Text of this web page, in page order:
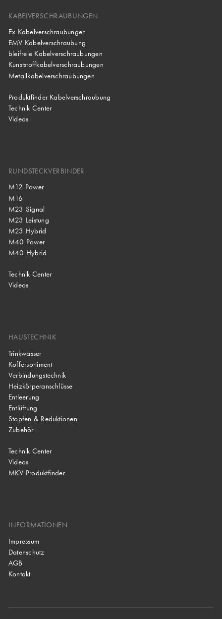
KABELVERSCHRAUBUNGEN
Ex Kabelverschraubungen
EMV Kabelverschraubung
bleifreie Kabelverschraubungen
Kunststoffkabelverschraubungen
Metallkabelverschraubungen
Produktfinder Kabelverschraubung
Technik Center
Videos
RUNDSTECKVERBINDER
M12 Power
M16
M23 Signal
M23 Leistung
M23 Hybrid
M40 Power
M40 Hybrid
Technik Center
Videos
HAUSTECHNIK
Trinkwasser
Koffersortiment
Verbindungstechnik
Heizkörperanschlüsse
Entleerung
Entlüftung
Stopfen & Reduktionen
Zubehör
Technik Center
Videos
MKV Produktfinder
INFORMATIONEN
Impressum
Datenschutz
AGB
Kontakt